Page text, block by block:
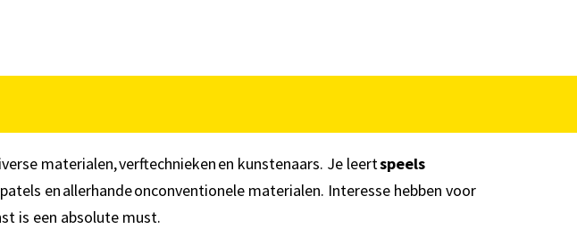
materialen, verftechnieken en kunstenaars. Je leertspeels
en allerhande onconventionele materialen. Interesse hebben voor
is een absolute must.